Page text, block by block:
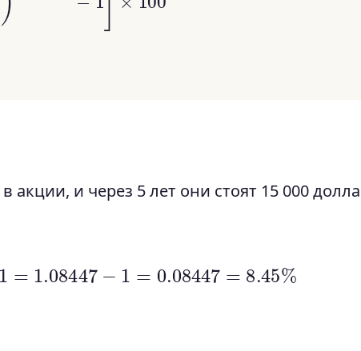
акции, и через 5 лет они стоят 15 000